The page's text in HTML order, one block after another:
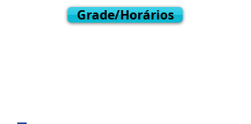
Grade/Horários